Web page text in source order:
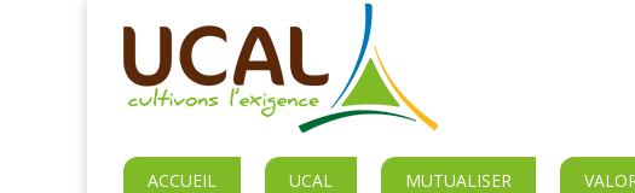
ACCUEIL UCAL MUTUALISER